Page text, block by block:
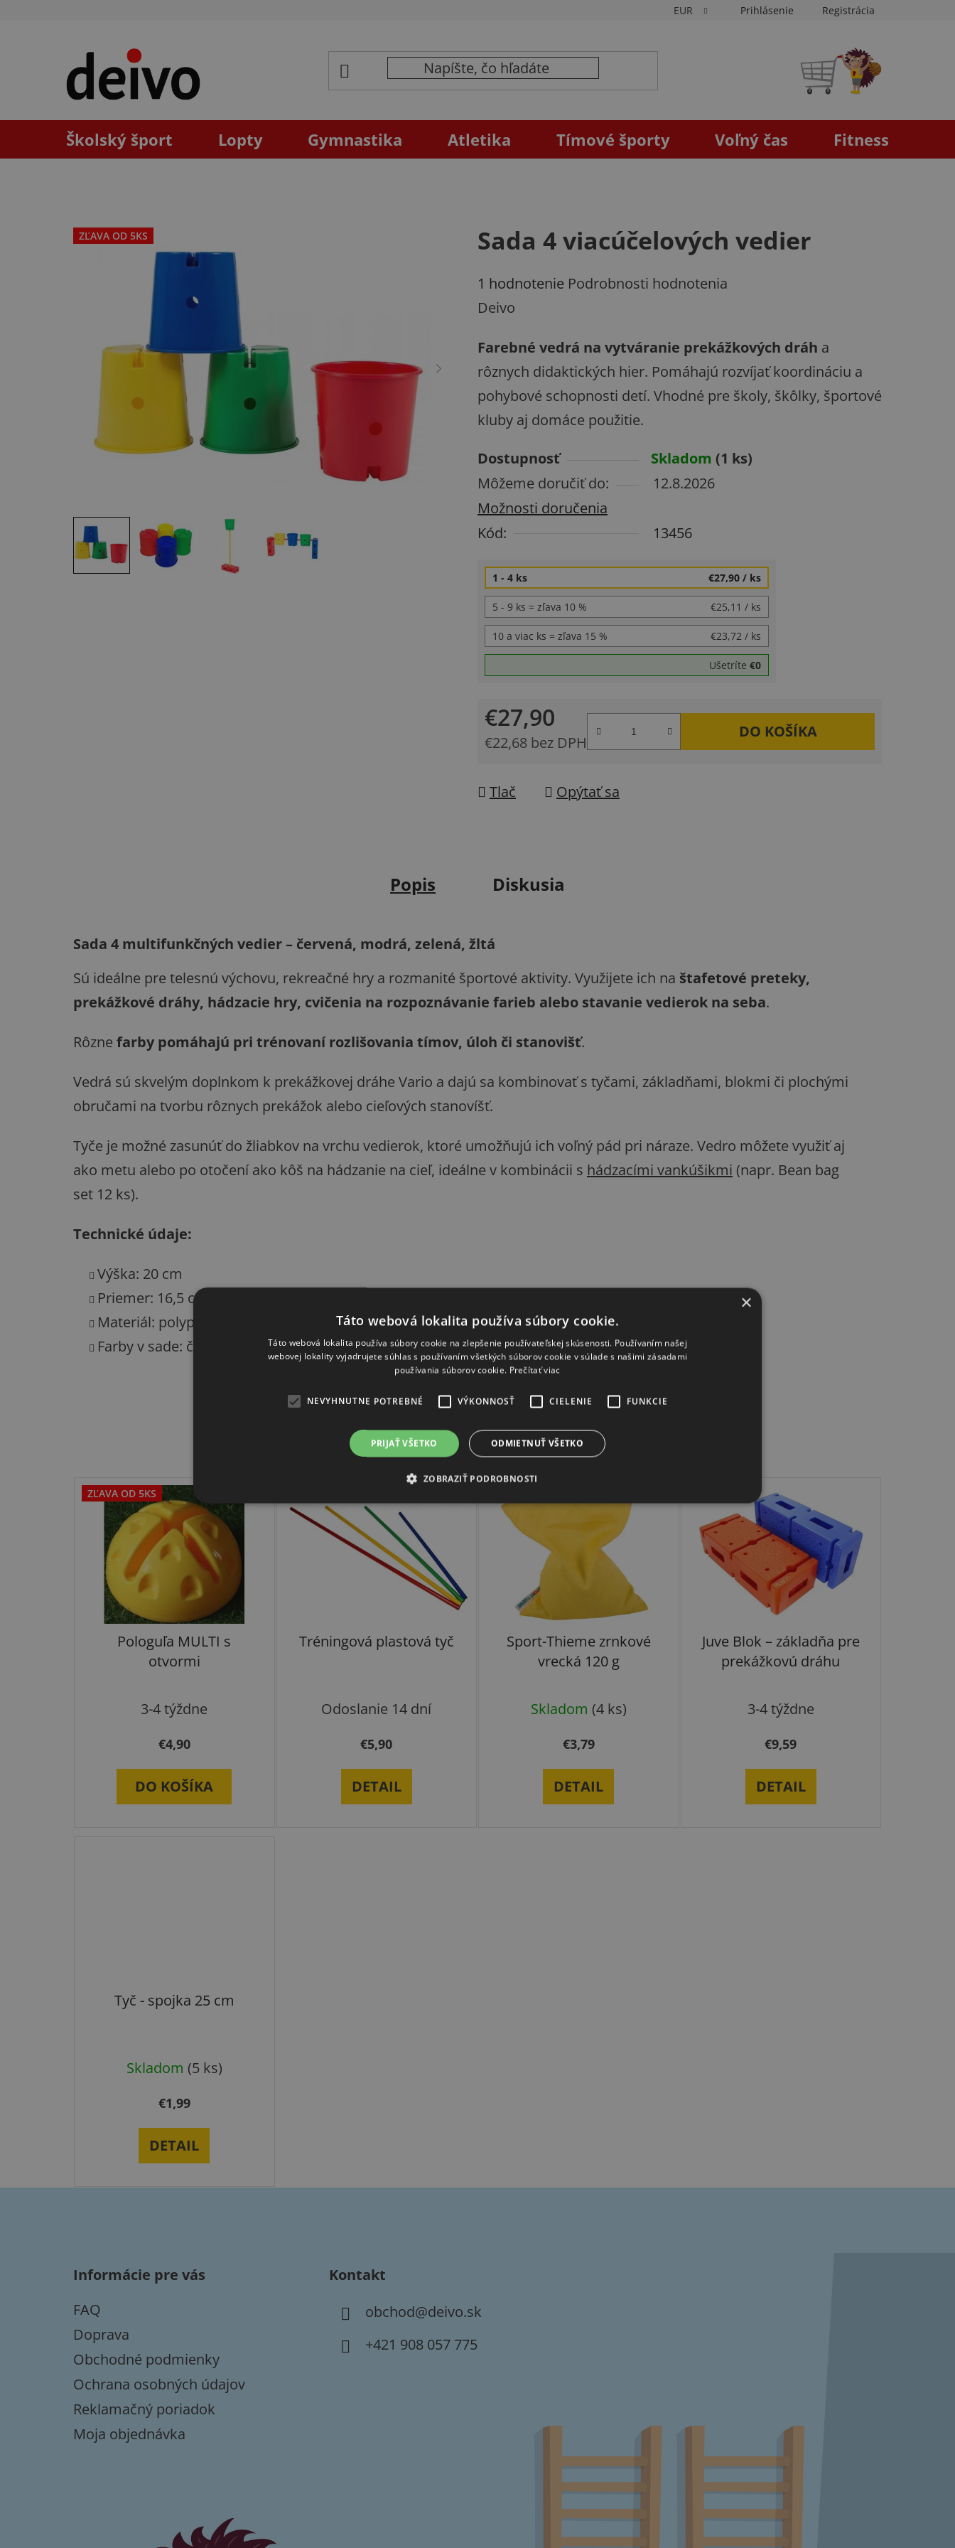
EUR Prihlásenie Registrácia
NÁKUPNÝ
KOŠÍK
Školský šport Lopty Gymnastika Atletika Tímové športy Voľný čas Fitness
Sada 4 viacúčelových vedier
Priemerné
hodnotenie
je
5,0
z
5
hviezdičiek.
1 hodnotenie Podrobnosti hodnotenia
Deivo
Farebné vedrá na vytváranie prekážkových dráh a
rôznych didaktických hier. Pomáhajú rozvíjať koordináciu a
pohybové schopnosti detí. Vhodné pre školy, škôlky, športové
kluby aj domáce použitie.
Dostupnosť
Skladom (1 ks)
Môžeme doručiť do:
12.8.2026
Možnosti doručenia
Kód:
13456
1 - 4 ks €27,90 / ks
5 - 9 ks = zľava 10 % €25,11 / ks
10 a viac ks = zľava 15 % €23,72 / ks
Ušetríte €0
€27,90
€22,68 bez DPH
DO KOŠÍKA
Tlač Opýtať sa
ZĽAVA OD 5KS
Popis Diskusia
Sada 4 multifunkčných vedier – červená, modrá, zelená, žltá
Sú ideálne pre telesnú výchovu, rekreačné hry a rozmanité športové aktivity. Využijete ich na štafetové preteky,
prekážkové dráhy, hádzacie hry, cvičenia na rozpoznávanie farieb alebo stavanie vedierok na seba.
Rôzne farby pomáhajú pri trénovaní rozlišovania tímov, úloh či stanovišť.
Vedrá sú skvelým doplnkom k prekážkovej dráhe Vario a dajú sa kombinovať s tyčami, základňami, blokmi či plochými
obručami na tvorbu rôznych prekážok alebo cieľových stanovíšť.
Tyče je možné zasunúť do žliabkov na vrchu vedierok, ktoré umožňujú ich voľný pád pri náraze. Vedro môžete využiť aj
ako metu alebo po otočení ako kôš na hádzanie na cieľ, ideálne v kombinácii s hádzacími vankúšikmi (napr. Bean bag
set 12 ks).
Technické údaje:
Výška: 20 cm
Priemer: 16,5 cm
Materiál: polypropylén
Farby v sade: červená, modrá, zelená, žltá
Súvisiaci tovar
ZĽAVA OD 5KS
Pologuľa MULTI s
otvormi
3-4 týždne
€4,90
DO KOŠÍKA
Tréningová plastová tyč
Odoslanie 14 dní
€5,90
DETAIL
Sport-Thieme zrnkové
vrecká 120 g
Skladom (4 ks)
€3,79
DETAIL
Juve Blok – základňa pre
prekážkovú dráhu
3-4 týždne
€9,59
DETAIL
Tyč - spojka 25 cm
Skladom (5 ks)
€1,99
DETAIL
Informácie pre vás
FAQ
Doprava
Obchodné podmienky
Ochrana osobných údajov
Reklamačný poriadok
Moja objednávka
Kontakt
obchod@deivo.sk
+421 908 057 775
×
Táto webová lokalita používa súbory cookie.
Táto webová lokalita používa súbory cookie na zlepšenie používateľskej skúsenosti. Používaním našej
webovej lokality vyjadrujete súhlas s používaním všetkých súborov cookie v súlade s našimi zásadami
používania súborov cookie. Prečítať viac
NEVYHNUTNE POTREBNÉ VÝKONNOSŤ CIELENIE FUNKCIE
PRIJAŤ VŠETKO ODMIETNUŤ VŠETKO
ZOBRAZIŤ PODROBNOSTI